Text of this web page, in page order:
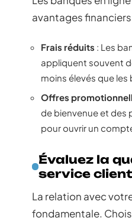
avantages
Frais réduits : Les
appliquent souvent
moins élevés que
Offres
de bienvenue et des
pour ouvrir un
Évaluez la
service client
La relation avec
fondamentale.